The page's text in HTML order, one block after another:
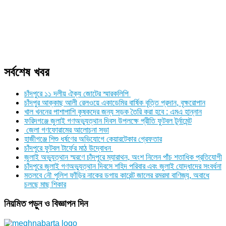
সর্বশেষ খবর
চাঁদপুরে ১১ দলীয় ঐক্য জোটের স্মারকলিপি
চাঁদপুর আক্কাছ আলী রেলওয়ে একাডেমির বার্ষিক বৃত্তি প্রদান, বৃক্ষরোপান
খাল খননের পাশাপাশি কৃষকদের জন্য সড়ক তৈরি করা হবে : এমএ হান্নান
ফরিদগঞ্জে জুলাই গণঅভ্যুত্থান দিবস উপলক্ষে প্রীতি ফুটবল টুর্নামেন্ট
জেলা গণফোরামের আলোচনা সভা
হাজীগঞ্জে শিশু ধর্ষণের অভিযোগে কেয়ারটেকার গ্রেফতার
চাঁদপুরে ফুটবল টার্ফের মাঠ উদ্বোধন
জুলাই অভ্যুত্থান স্মরণে চাঁদপুরে ম্যারাথন, অংশ নিলেন পাঁচ শতাধিক প্রতিযোগী
চাঁদপুরে জুলাই গণঅভ্যুত্থান দিবসে শহিদ পরিবার এবং জুলাই যোদ্ধাদের সংবর্ধনা
মতলবে নৌ পুলিশ ফাঁড়ির নাকের ডগায় কারেন্ট জালের রমরমা বাণিজ্য, অবাধে
চলছে মাছ শিকার
নিয়মিত পড়ুন ও বিজ্ঞাপন দিন